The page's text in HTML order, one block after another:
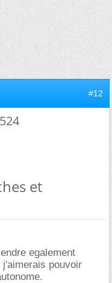
#12
et
egalement
pouvoir